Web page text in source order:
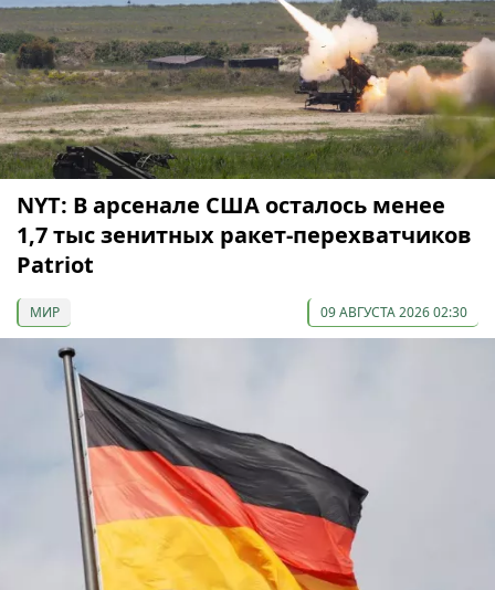
NYT: В арсенале США осталось менее
1,7 тыс зенитных ракет-перехватчиков
Patriot
МИР 09 АВГУСТА 2026 02:30